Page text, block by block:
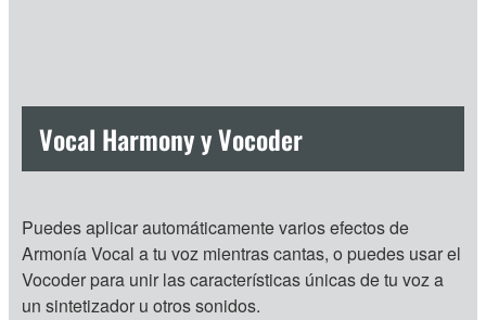
Vocal Harmony y Vocoder
Puedes aplicar automáticamente varios efectos de
Armonía Vocal a tu voz mientras cantas, o puedes usar el
Vocoder para unir las características únicas de tu voz a
un sintetizador u otros sonidos.